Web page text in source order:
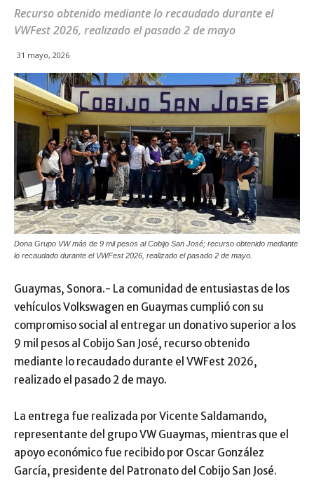
Recurso obtenido mediante lo recaudado durante el
VWFest 2026, realizado el pasado 2 de mayo
31 mayo, 2026
Dona Grupo VW más de 9 mil pesos al Cobijo San José; recurso obtenido mediante
lo recaudado durante el VWFest 2026, realizado el pasado 2 de mayo.
Guaymas, Sonora.- La comunidad de entusiastas de los
vehículos Volkswagen en Guaymas cumplió con su
compromiso social al entregar un donativo superior a los
9 mil pesos al Cobijo San José, recurso obtenido
mediante lo recaudado durante el VWFest 2026,
realizado el pasado 2 de mayo.
La entrega fue realizada por Vicente Saldamando,
representante del grupo VW Guaymas, mientras que el
apoyo económico fue recibido por Oscar González
García, presidente del Patronato del Cobijo San José.